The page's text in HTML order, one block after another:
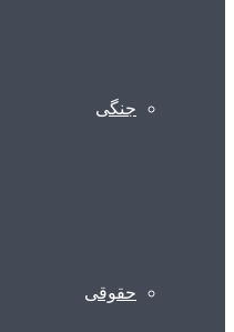
جنگی
حقوقی